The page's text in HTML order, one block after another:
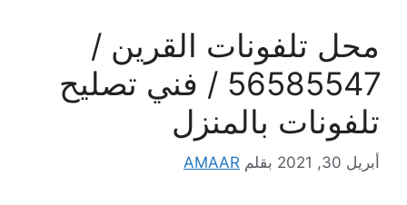
محل تلفونات القرين /
56585547 / فني تصليح
تلفونات بالمنزل
أبريل 30, 2021 بقلم AMAAR